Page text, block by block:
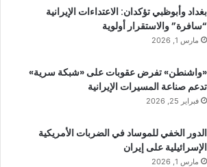
بغداد وأبوظبي تؤكدان: الاعتداءات الإيرانية
“سافرة” والاستقرار أولوية
مارس 1, 2026
«واشنطن» تفرض عقوبات على «شبكة سرية»
تدعم صناعة المسيرات الإيرانية
فبراير 25, 2026
الدور الخفي للموساد في الضربات الأمريكية
الإسرائيلية على إيران
مارس 1, 2026